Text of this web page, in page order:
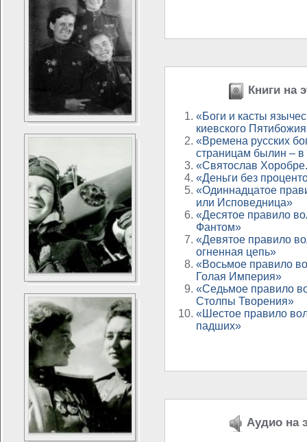
Книги на
«Боги и касты
киевского
«Времена русских
страницам былин – в
«Святослав
«Деньги без
«Одиннадцатое
или Исповедница»
«Десятое правило
Фантом»
«Девятое правило
огненная цепь»
«Восьмое правило
Голая Империя»
«Седьмое правило
Столпы Творения»
«Шестое правило
падших»
Аудио на